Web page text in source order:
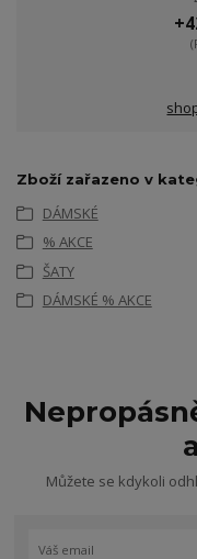
Zboží zařazeno v
DÁMSKÉ
% AKCE
ŠATY
DÁMSKÉ % AKCE
Můžete se kdykoli